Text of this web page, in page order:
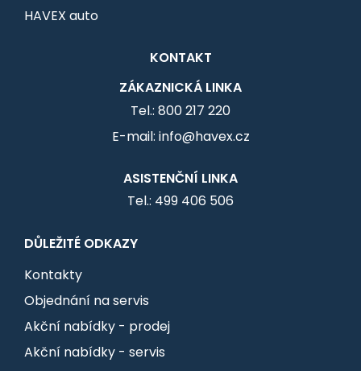
HAVEX auto
KONTAKT
ZÁKAZNICKÁ LINKA
Tel.: 800 217 220
E-mail: info@havex.cz
ASISTENČNÍ LINKA
Tel.: 499 406 506
DŮLEŽITÉ ODKAZY
Kontakty
Objednání na servis
Akční nabídky - prodej
Akční nabídky - servis